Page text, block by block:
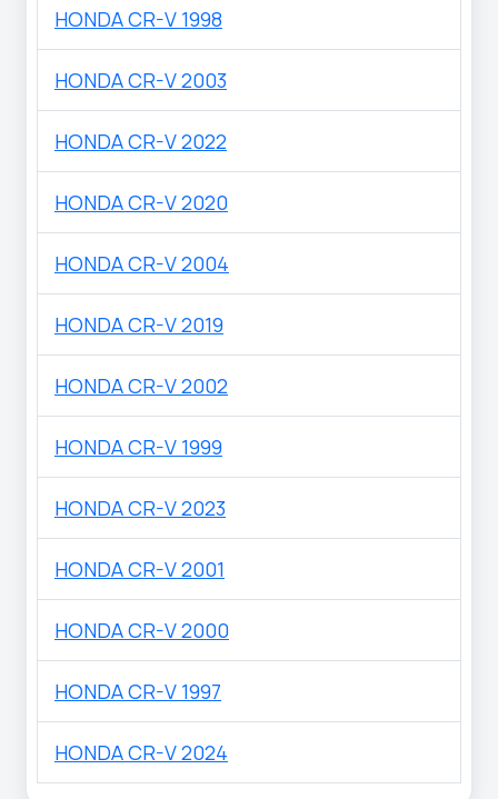
HONDA CR-V 1998
HONDA CR-V 2003
HONDA CR-V 2022
HONDA CR-V 2020
HONDA CR-V 2004
HONDA CR-V 2019
HONDA CR-V 2002
HONDA CR-V 1999
HONDA CR-V 2023
HONDA CR-V 2001
HONDA CR-V 2000
HONDA CR-V 1997
HONDA CR-V 2024